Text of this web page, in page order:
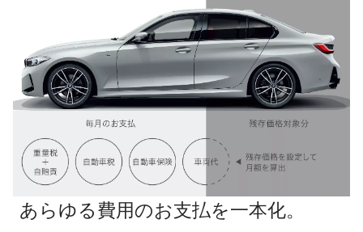
あらゆる費用のお支払を一本化。